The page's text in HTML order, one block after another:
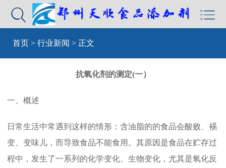


首页 > 行业新闻 > 正文
抗氧化剂的测定(一）
一、概述
日常生活中常遇到这样的情形：含油脂的的食品会酸败、裼
变、变味儿，而导致食品不能食用。其原因是食品在贮存过
程中，发生了一系列的化学变化、生物变化，尤其是氧化反